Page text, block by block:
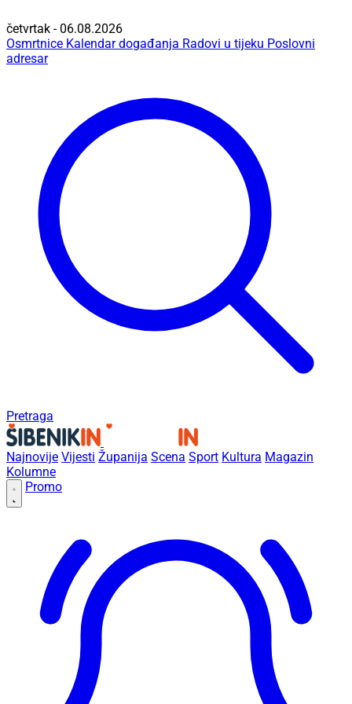
četvrtak - 06.08.2026
Osmrtnice Kalendar događanja Radovi u tijeku Poslovni
adresar
Pretraga
Najnovije Vijesti Županija Scena Sport Kultura Magazin
Kolumne
Promo